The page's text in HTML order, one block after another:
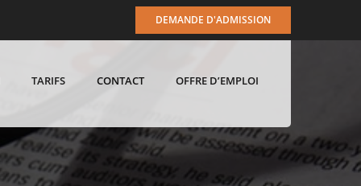
DEMANDE D'ADMISSION
TARIFS CONTACT OFFRE D’EMPLOI